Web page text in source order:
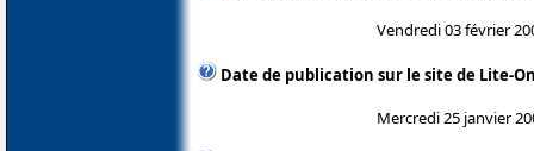
Vendredi 03 février
Date de publication sur le site de Lite-
Mercredi 25 janvier